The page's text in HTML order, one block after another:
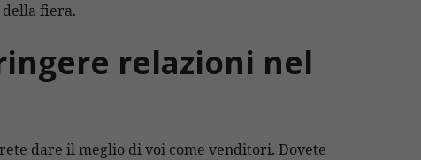
della fiera.
relazioni nel
dare il meglio di voi come venditori. Dovete